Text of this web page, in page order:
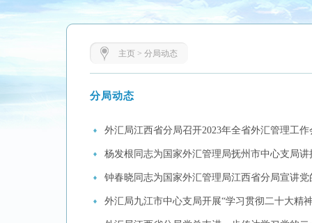
主页> 分局动态
分局动态
外汇局江西省分局召开2023年全省外汇管理工作
杨发根同志为国家外汇管理局抚州市中心支局讲
钟春晓同志为国家外汇管理局江西省分局宣讲党
外汇局九江市中心支局开展“学习贯彻二十大精